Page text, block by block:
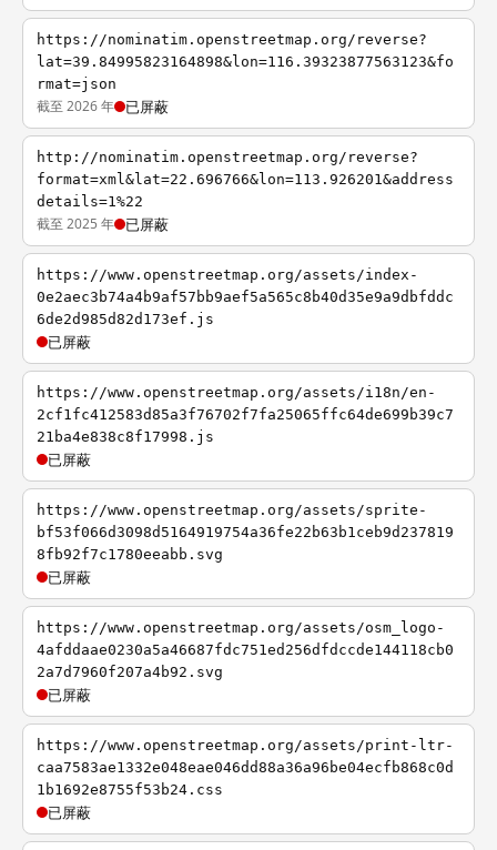
https://nominatim.openstreetmap.org/reverse?
lat=39.84995823164898&lon=116.39323877563123&fo
rmat=json
截至 2026 年 已屏蔽
http://nominatim.openstreetmap.org/reverse?
format=xml&lat=22.696766&lon=113.926201&address
details=1%22
截至 2025 年 已屏蔽
https://www.openstreetmap.org/assets/index-
0e2aec3b74a4b9af57bb9aef5a565c8b40d35e9a9dbfddc
6de2d985d82d173ef.js
已屏蔽
https://www.openstreetmap.org/assets/i18n/en-
2cf1fc412583d85a3f76702f7fa25065ffc64de699b39c7
21ba4e838c8f17998.js
已屏蔽
https://www.openstreetmap.org/assets/sprite-
bf53f066d3098d5164919754a36fe22b63b1ceb9d237819
8fb92f7c1780eeabb.svg
已屏蔽
https://www.openstreetmap.org/assets/osm_logo-
4afddaae0230a5a46687fdc751ed256dfdccde144118cb0
2a7d7960f207a4b92.svg
已屏蔽
https://www.openstreetmap.org/assets/print-ltr-
caa7583ae1332e048eae046dd88a36a96be04ecfb868c0d
1b1692e8755f53b24.css
已屏蔽